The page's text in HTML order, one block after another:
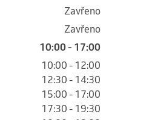
Zavřeno
Zavřeno
10:00 - 17:00
10:00 - 12:00
12:30 - 14:30
15:00 - 17:00
17:30 - 19:30